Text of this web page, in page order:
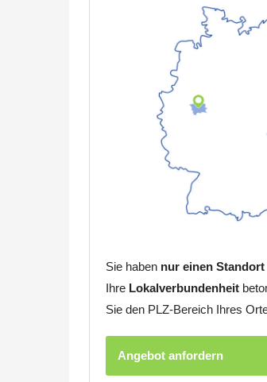
Sie haben nur einen Standort
Ihre Lokalverbundenheit
Sie den PLZ-Bereich Ihres
Angebot anfordern